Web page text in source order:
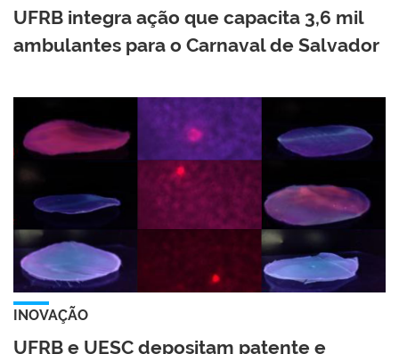
UFRB integra ação que capacita 3,6 mil
ambulantes para o Carnaval de Salvador
INOVAÇÃO
UFRB e UESC depositam patente e